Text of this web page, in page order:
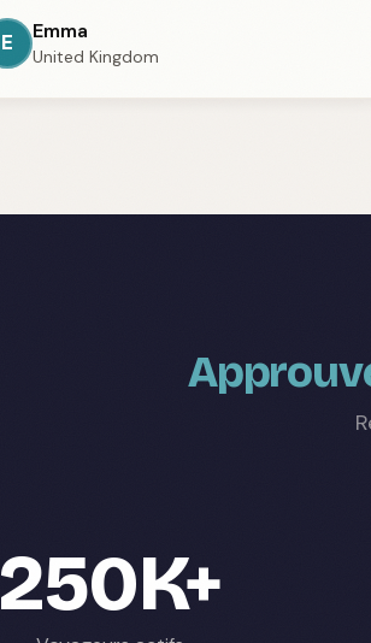
E Emma
United Kingdom
250K+